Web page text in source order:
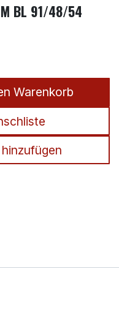
BL 91/48/54
Warenkorb